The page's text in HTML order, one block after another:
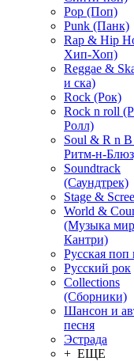
Pop (Поп)
Punk (Панк)
Rap & Hip
Хип-Хоп)
Reggae &
и ска)
Rock (Рок)
Rock n roll
Ролл)
Soul & R n
Ритм-н-
Soundtrack
(Саундтрек)
Stage &
World &
(Музыка
Кантри)
Русская поп
Русский рок
Сollections
(Сборники)
Шансон и
песня
Эстрада
+ ЕЩЕ